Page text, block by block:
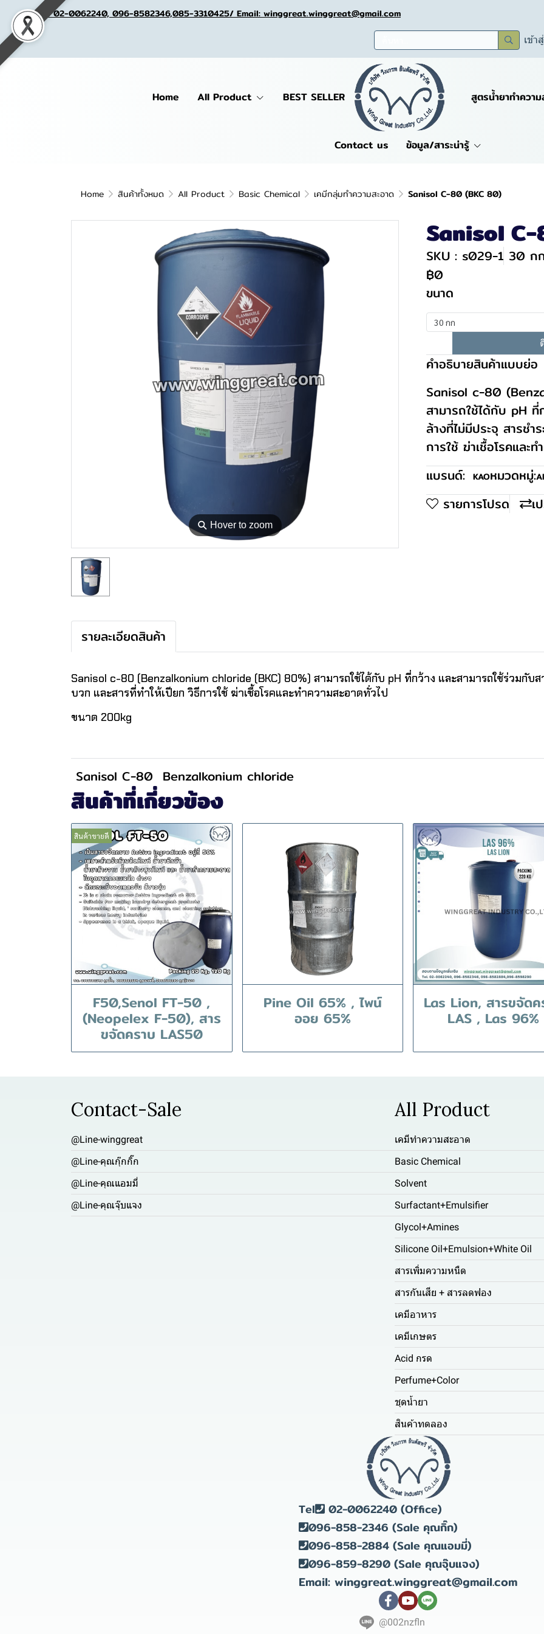
Tel. 02-0062240, 096-8582346,085-3310425/ Email: winggreat.winggreat@gmail.com
เข้า
Home All Product BEST SELLER สูตรน้ำยาทำความ
Contact us ข้อมูล/สาระน่ารู้
Home สินค้าทั้งหมด All Product Basic Chemical เคมีกลุ่มทำความสะอาด Sanisol C-80 (ฺBKC 80)
⚲ Hover to zoom
Sanisol
SKU : s029-1 30 ก
฿0
ขนาด
30 กก
คำอธิบายสินค้าแบบย่อ
Sanisol c-80
สามารถใช้ได้กับ pH ที่
ล้างที่ไม่มีประจุ สารชำ
การใช้ ฆ่าเชื้อโรคและท
แบรนด์: KAOหมวดหมู่:
รายการโปรด เ
รายละเอียดสินค้า
Sanisol c-80 (Benzalkonium chloride (BKC) 80%) สามารถใช้ได้กับ pH ที่กว้าง และสามารถใช้ร่วมกับ
บวก และสารที่ทำให้เปียก วิธีการใช้ ฆ่าเชื้อโรคและทำความสะอาดทั่วไป
ขนาด 200kg
Sanisol C-80 Benzalkonium chloride
สินค้าที่เกี่ยวข้อง
สินค้าขายดี
F50,Senol FT-50 ,
(Neopelex F-50), สาร
ขจัดคราบ LAS50
Pine Oil 65% , ไพน์
ออย 65%
Las Lion, สารขจัดค
LAS , Las 96%
Contact-Sale
@Line-winggreat
@Line-คุณกุ๊กกิ๊ก
@Line-คุณแอมมี่
@Line-คุณจุ๊บแจง
All Product
เคมีทำความสะอาด
Basic Chemical
Solvent
Surfactant+Emulsifier
Glycol+Amines
Silicone Oil+Emulsion+White Oil
สารเพิ่มความหนืด
สารกันเสีย + สารลดฟอง
เคมีอาหาร
เคมีเกษตร
Acid กรด
Perfume+Color
ชุดน้ำยา
สินค้าทดลอง
Tel 02-0062240 (Office)
096-858-2346 (Sale คุณกิ๊ก)
096-858-2884 (Sale คุณแอมมี่)
096-859-8290 (Sale คุณจุ๊บแจง)
Email: winggreat.winggreat@gmail.com
@002nzfln